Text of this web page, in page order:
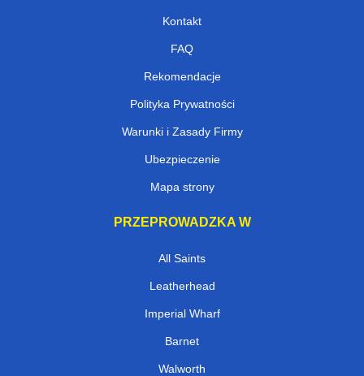
Kontakt
FAQ
Rekomendacje
Polityka Prywatności
Warunki i Zasady Firmy
Ubezpieczenie
Mapa strony
PRZEPROWADZKA W
All Saints
Leatherhead
Imperial Wharf
Barnet
Walworth